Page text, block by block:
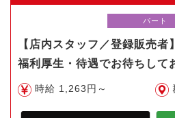
パート
【店内スタッフ／登録販売
福利厚生・待遇でお待ちして
時給 1,263円～